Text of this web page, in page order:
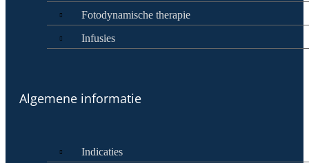
Fotodynamische therapie
Infusies
Algemene informatie
Indicaties